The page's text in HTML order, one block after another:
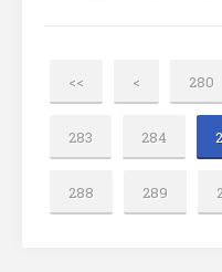
<< < 280
283 284
288 289